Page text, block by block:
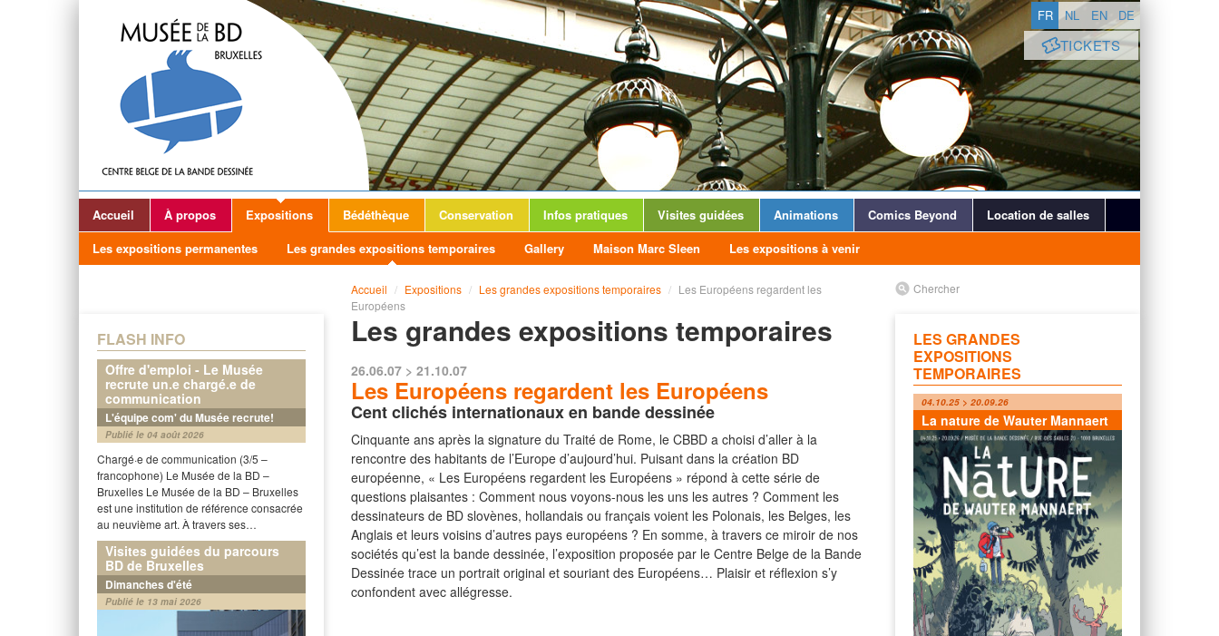
TICKETS
FR NL EN DE
Accueil À propos
Expositions
Les expositions permanentes
Les grandes expositions temporaires Gallery Maison Marc Sleen Les expositions à venir
Bédéthèque Conservation Infos pratiques Visites guidées Animations Comics Beyond Location de salles
FLASH INFO
Offre d'emploi - Le Musée
recrute un.e chargé.e de
communication
L'équipe com' du Musée recrute!
Publié le 04 août 2026
Chargé·e de communication (3/5 –
francophone) Le Musée de la BD –
Bruxelles Le Musée de la BD – Bruxelles
est une institution de référence consacrée
au neuvième art. À travers ses…
Visites guidées du parcours
BD de Bruxelles
Dimanches d'été
Publié le 13 mai 2026
Accueil / Expositions / Les grandes expositions temporaires / Les Européens regardent les
Européens
Les grandes expositions temporaires
26.06.07 > 21.10.07
Les Européens regardent les Européens
Cent clichés internationaux en bande dessinée
Cinquante ans après la signature du Traité de Rome, le CBBD a choisi d’aller à la
rencontre des habitants de l’Europe d’aujourd’hui. Puisant dans la création BD
européenne, « Les Européens regardent les Européens » répond à cette série de
questions plaisantes : Comment nous voyons-nous les uns les autres ? Comment les
dessinateurs de BD slovènes, hollandais ou français voient les Polonais, les Belges, les
Anglais et leurs voisins d’autres pays européens ? En somme, à travers ce miroir de nos
sociétés qu’est la bande dessinée, l’exposition proposée par le Centre Belge de la Bande
Dessinée trace un portrait original et souriant des Européens… Plaisir et réflexion s’y
confondent avec allégresse.
Chercher
LES GRANDES
EXPOSITIONS
TEMPORAIRES
04.10.25 > 20.09.26
La nature de Wauter Mannaert